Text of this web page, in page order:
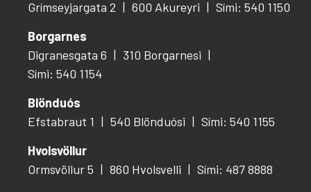
Grímseyjargata 2
600 Akureyri
Sími: 540 1150
Borgarnes
Digranesgata 6
310 Borgarnesi
Sími: 540 1154
Blönduós
Efstabraut 1
540 Blönduósi
Sími: 540 1155
Hvolsvöllur
Ormsvöllur 5
860 Hvolsvelli
Sími: 487 8888